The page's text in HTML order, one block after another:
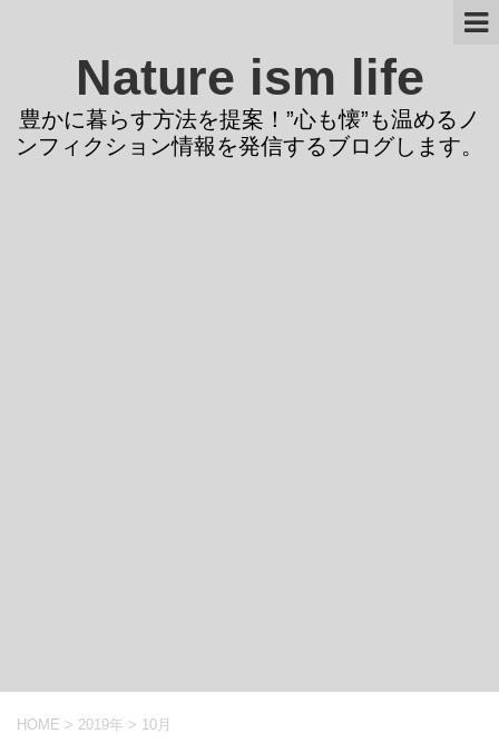
Nature ism life
豊かに暮らす方法を提案！”心も懐”も温めるノ
ンフィクション情報を発信するブログします。
HOME > 2019年 > 10月